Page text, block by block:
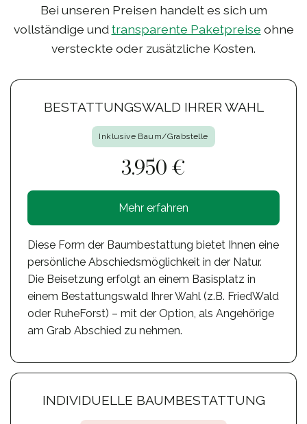
Bei unseren Preisen handelt es sich um
vollständige und transparente Paketpreise ohne
versteckte oder zusätzliche Kosten.
BESTATTUNGSWALD IHRER WAHL
Inklusive Baum/Grabstelle
3.950 €
Mehr erfahren
Diese Form der Baumbestattung bietet Ihnen eine
persönliche Abschiedsmöglichkeit in der Natur.
Die Beisetzung erfolgt an einem Basisplatz in
einem Bestattungswald Ihrer Wahl (z.B. FriedWald
oder RuheForst) – mit der Option, als Angehörige
am Grab Abschied zu nehmen.
INDIVIDUELLE BAUMBESTATTUNG